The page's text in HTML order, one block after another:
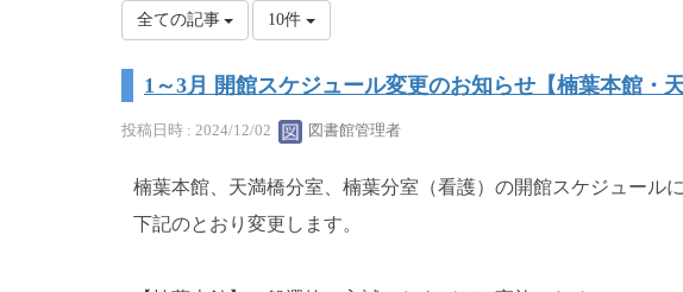
全ての記事 10件
1～3月 開館スケジュール変更のお知らせ【楠葉本館・
投稿日時 : 2024/12/02 図書館管理者
楠葉本館、天満橋分室、楠葉分室（看護）の開館スケジュール
下記のとおり変更します。